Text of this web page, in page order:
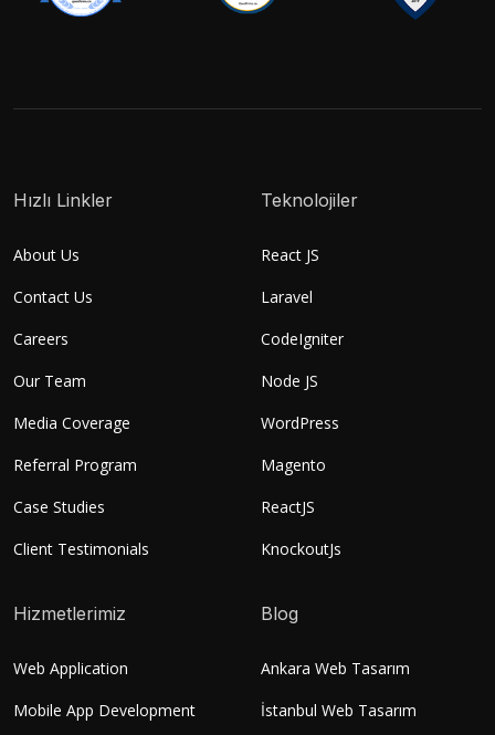
Hızlı Linkler
About Us
Contact Us
Careers
Our Team
Media Coverage
Referral Program
Case Studies
Client Testimonials
Teknolojiler
React JS
Laravel
CodeIgniter
Node JS
WordPress
Magento
ReactJS
KnockoutJs
Hizmetlerimiz
Web Application
Mobile App Development
Blog
Ankara Web Tasarım
İstanbul Web Tasarım